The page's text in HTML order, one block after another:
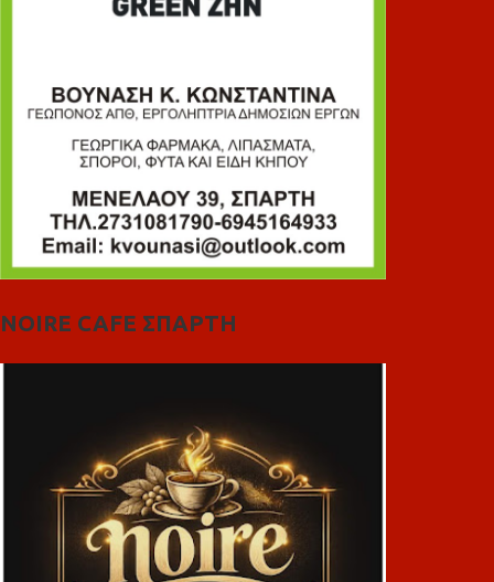
NOIRE CAFE ΣΠΑΡΤΗ